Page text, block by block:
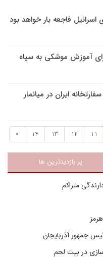
اسرائیل فاجعه بار خواهد بود
آموزش موشکی به سپاه
ایران در میانمار
11
12
13
14
»
پر بازدیدترین ها
متراکم
جمهور آذربایجان
در بیت‌ لحم